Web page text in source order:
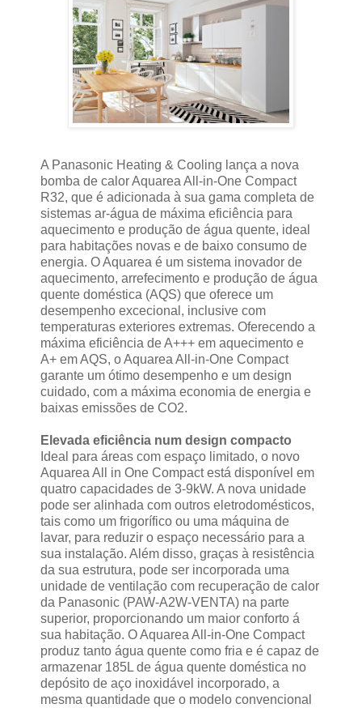
A Panasonic Heating & Cooling lança a nova
bomba de calor Aquarea All-in-One Compact
R32, que é adicionada à sua gama completa de
sistemas ar-água de máxima eficiência para
aquecimento e produção de água quente, ideal
para habitações novas e de baixo consumo de
energia. O Aquarea é um sistema inovador de
aquecimento, arrefecimento e produção de água
quente doméstica (AQS) que oferece um
desempenho excecional, inclusive com
temperaturas exteriores extremas. Oferecendo a
máxima eficiência de A+++ em aquecimento e
A+ em AQS, o Aquarea All-in-One Compact
garante um ótimo desempenho e um design
cuidado, com a máxima economia de energia e
baixas emissões de CO2.
Elevada eficiência num design compacto
Ideal para áreas com espaço limitado, o novo
Aquarea All in One Compact está disponível em
quatro capacidades de 3-9kW. A nova unidade
pode ser alinhada com outros eletrodomésticos,
tais como um frigorífico ou uma máquina de
lavar, para reduzir o espaço necessário para a
sua instalação. Além disso, graças à resistência
da sua estrutura, pode ser incorporada uma
unidade de ventilação com recuperação de calor
da Panasonic (PAW-A2W-VENTA) na parte
superior, proporcionando um maior conforto á
sua habitação. O Aquarea All-in-One Compact
produz tanto água quente como fria e é capaz de
armazenar 185L de água quente doméstica no
depósito de aço inoxidável incorporado, a
mesma quantidade que o modelo convencional